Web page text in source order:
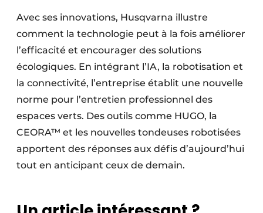
Avec ses innovations, Husqvarna illustre
comment la technologie peut à la fois améliorer
l’efficacité et encourager des solutions
écologiques. En intégrant l’IA, la robotisation et
la connectivité, l’entreprise établit une nouvelle
norme pour l’entretien professionnel des
espaces verts. Des outils comme HUGO, la
CEORA™ et les nouvelles tondeuses robotisées
apportent des réponses aux défis d’aujourd’hui
tout en anticipant ceux de demain.